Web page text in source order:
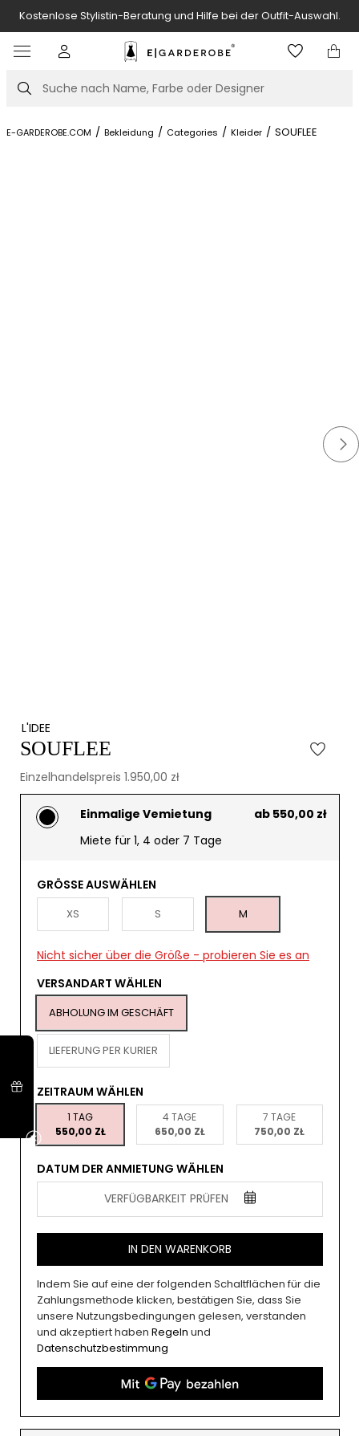
Kostenlose Stylistin-Beratung und Hilfe bei der Outfit-Auswahl.
Suche
E-GARDEROBE.COM / Bekleidung / Categories / Kleider / SOUFLEE
L'IDEE
SOUFLEE
Einzelhandelspreis 1.950,00 zł
Einmalige Vemietung
ab 550,00 zł
Miete für 1, 4 oder 7 Tage
GRÖSSE AUSWÄHLEN
XS S M
Nicht sicher über die Größe - probieren Sie es an
VERSANDART WÄHLEN
ABHOLUNG IM GESCHÄFT
LIEFERUNG PER KURIER
ZEITRAUM WÄHLEN
1 TAG
550,00 ZŁ
4 TAGE
650,00 ZŁ
7 TAGE
750,00 ZŁ
DATUM DER ANMIETUNG WÄHLEN
VERFÜGBARKEIT PRÜFEN
IN DEN WARENKORB
Indem Sie auf eine der folgenden Schaltflächen für die
Zahlungsmethode klicken, bestätigen Sie, dass Sie
unsere Nutzungsbedingungen gelesen, verstanden
und akzeptiert haben Regeln und
Datenschutzbestimmung